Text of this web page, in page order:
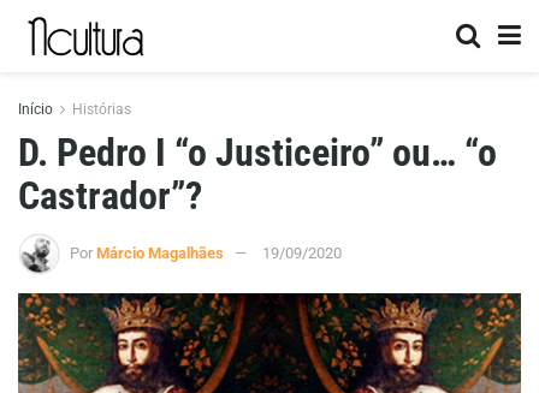
Início Histórias
D. Pedro I “o Justiceiro” ou… “o
Castrador”?
Por Márcio Magalhães 19/09/2020